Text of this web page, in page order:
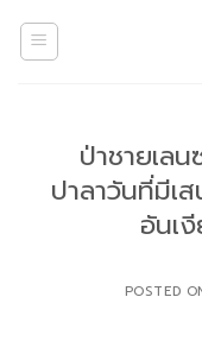
ป่าชายเลน
ปาลาวันที่มีเ
อันเ
POSTED